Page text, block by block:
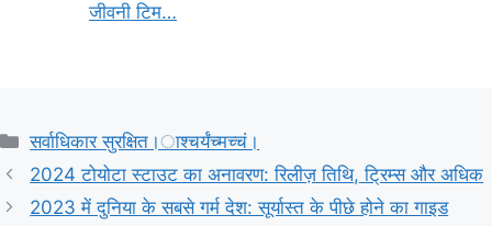
जीवनी टिम…
Categories
सर्वाधिकार सुरक्षित।ाश्चर्यंच्मच्चं।
2024 टोयोटा स्टाउट का अनावरण: रिलीज़ तिथि, ट्रिम्स और अधिक
2023 में दुनिया के सबसे गर्म देश: सूर्यास्त के पीछे होने का गाइड